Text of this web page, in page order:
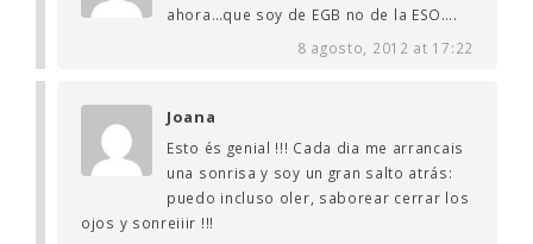
ahora…que soy de EGB no de la ESO….
8 agosto, 2012 at 17:22
Joana
Esto és genial !!! Cada dia me arrancais
una sonrisa y soy un gran salto atrás:
puedo incluso oler, saborear cerrar los
ojos y sonreiiir !!!